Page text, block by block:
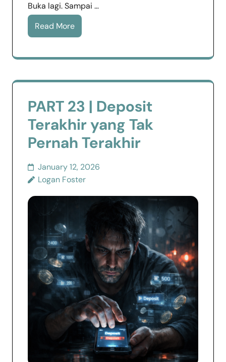
Buka lagi. Sampai …
Read More
PART 23 | Deposit
Terakhir yang Tak
Pernah Terakhir
January 12, 2026
Logan Foster